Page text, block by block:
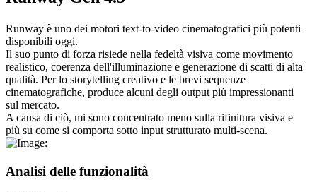
Runway è uno dei motori text-to-video cinematografici più potenti
disponibili oggi.
Il suo punto di forza risiede nella fedeltà visiva come movimento
realistico, coerenza dell'illuminazione e generazione di scatti di alta
qualità. Per lo storytelling creativo e le brevi sequenze
cinematografiche, produce alcuni degli output più impressionanti
sul mercato.
A causa di ciò, mi sono concentrato meno sulla rifinitura visiva e
più su come si comporta sotto input strutturato multi-scena.
Analisi delle funzionalità